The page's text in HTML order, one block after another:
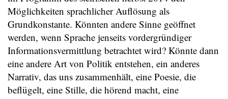
Möglichkeiten sprachlicher Auflösung als
Grundkonstante. Könnten andere Sinne geöffnet
werden, wenn Sprache jenseits vordergründiger
Informationsvermittlung betrachtet wird? Könnte dann
eine andere Art von Politik entstehen, ein anderes
Narrativ, das uns zusammenhält, eine Poesie, die
beflügelt, eine Stille, die hörend macht, eine